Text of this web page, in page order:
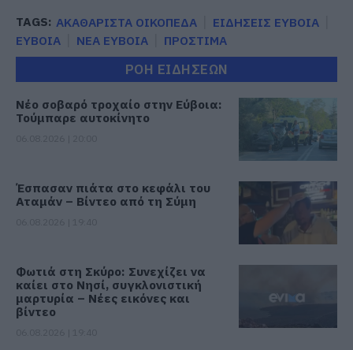
TAGS: ΑΚΑΘΑΡΙΣΤΑ ΟΙΚΟΠΕΔΑ
ΕΙΔΗΣΕΙΣ ΕΥΒΟΙΑ
ΕΥΒΟΙΑ
ΝΕΑ ΕΥΒΟΙΑ ΠΡΟΣΤΙΜΑ
ΡΟΗ ΕΙΔΗΣΕΩΝ
Νέο σοβαρό τροχαίο στην Εύβοια:
Τούμπαρε αυτοκίνητο
Έσπασαν πιάτα στο κεφάλι του
Αταμάν – Βίντεο από τη Σύμη
Φωτιά στη Σκύρο: Συνεχίζει να
καίει στο Νησί, συγκλονιστική
μαρτυρία – Νέες εικόνες και
βίντεο